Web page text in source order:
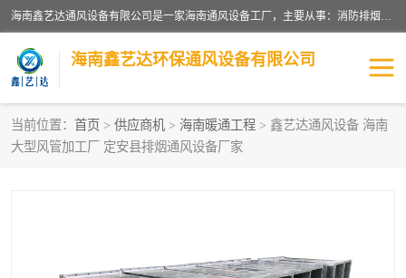
海南鑫艺达通风设备有限公司是一家海南通风设备工厂，主要从事：消防排烟工程、油烟净化工程、厨房排烟工程、酒店厨房设备、新风排风系统、镀锌铁皮管道加工、暖通工程、通风管道安装、消防火阀百叶风口等业务。公司拥有管道及配件一体化工厂生产线，良好的售后服务，良好的设计团队，良好的施工团队、良好管理人员，掌握畅通丰富的信息、市场渠道。
海南鑫艺达环保通风设备有限公司
当前位置： 首页 > 供应商机 > 海南暖通工程 > 鑫艺达通风设备 海南
大型风管加工厂 定安县排烟通风设备厂家
海南暖通工程 海南消防排烟工程